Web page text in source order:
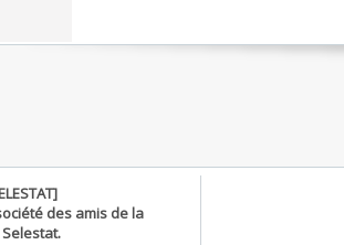
des amis de la